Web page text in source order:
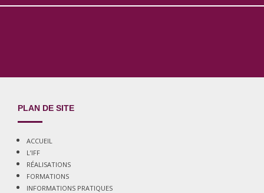
PLAN DE SITE
ACCUEIL
L’IFF
RÉALISATIONS
FORMATIONS
INFORMATIONS PRATIQUES